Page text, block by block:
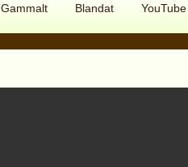
Gammalt Blandat YouTube